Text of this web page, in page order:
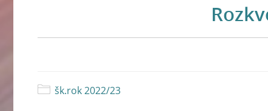
šk.rok 2022/23